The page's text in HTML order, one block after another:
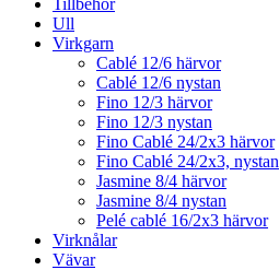
Ull
Virkgarn
Cablé 12/6 härvor
Cablé 12/6 nystan
Fino 12/3 härvor
Fino 12/3 nystan
Fino Cablé 24/2x3 härvor
Fino Cablé 24/2x3, nystan
Jasmine 8/4 härvor
Jasmine 8/4 nystan
Pelé cablé 16/2x3 härvor
Virknålar
Vävar